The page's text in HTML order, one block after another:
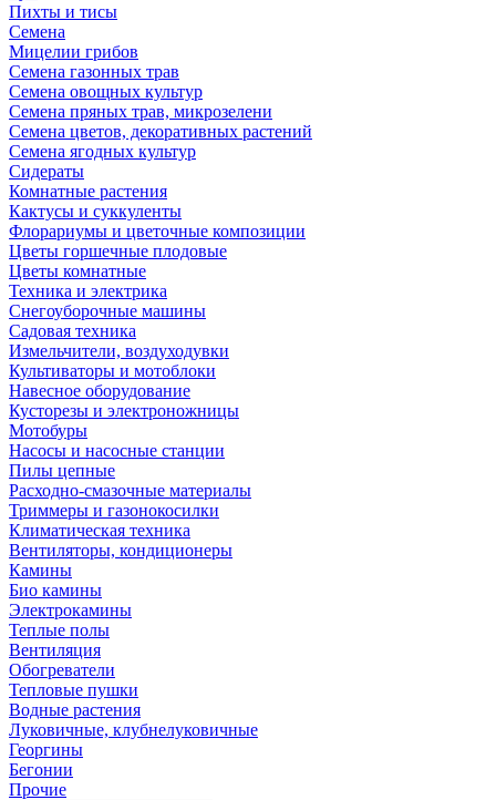
Пихты и тисы
Семена
Мицелии грибов
Семена газонных трав
Семена овощных культур
Семена пряных трав, микрозелени
Семена цветов, декоративных растений
Семена ягодных культур
Сидераты
Комнатные растения
Кактусы и суккуленты
Флорариумы и цветочные композиции
Цветы горшечные плодовые
Цветы комнатные
Техника и электрика
Снегоуборочные машины
Садовая техника
Измельчители, воздуходувки
Культиваторы и мотоблоки
Навесное оборудование
Кусторезы и электроножницы
Мотобуры
Насосы и насосные станции
Пилы цепные
Расходно-смазочные материалы
Триммеры и газонокосилки
Климатическая техника
Вентиляторы, кондиционеры
Камины
Био камины
Электрокамины
Теплые полы
Вентиляция
Обогреватели
Тепловые пушки
Водные растения
Луковичные, клубнелуковичные
Георгины
Бегонии
Прочие